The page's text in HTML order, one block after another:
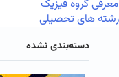
معرفی گروه فیزیک
رشته های تحصیلی
دسته‌بندی نشده